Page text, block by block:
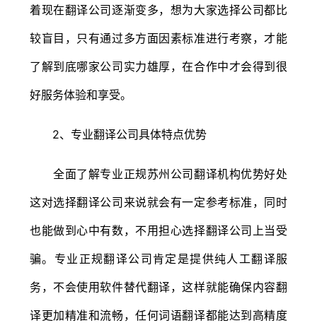
着现在翻译公司逐渐变多，想为大家选择公司都比
较盲目，只有通过多方面因素标准进行考察，才能
了解到底哪家公司实力雄厚，在合作中才会得到很
好服务体验和享受。
2、专业翻译公司具体特点优势
全面了解专业正规苏州公司翻译机构优势好处
这对选择翻译公司来说就会有一定参考标准，同时
也能做到心中有数，不用担心选择翻译公司上当受
骗。专业正规翻译公司肯定是提供纯人工翻译服
务，不会使用软件替代翻译，这样就能确保内容翻
译更加精准和流畅，任何词语翻译都能达到高精度